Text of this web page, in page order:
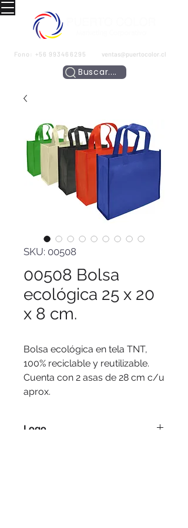
Fono: +56 993466295 ventas@puertocolor.cl
Buscar....
SKU: 00508
00508 Bolsa
ecológica 25 x 20
x 8 cm.
Bolsa ecológica en tela TNT,
100% reciclable y reutilizable.
Cuenta con 2 asas de 28 cm c/u
aprox.
Logo